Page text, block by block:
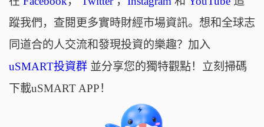
蹤我們，查閱更多實時財經市場資訊。想和全球志
同道合的人交流和發現投資的樂趣？加入
uSMART投資群並分享您的獨特觀點！立刻掃碼
下載uSMART APP！